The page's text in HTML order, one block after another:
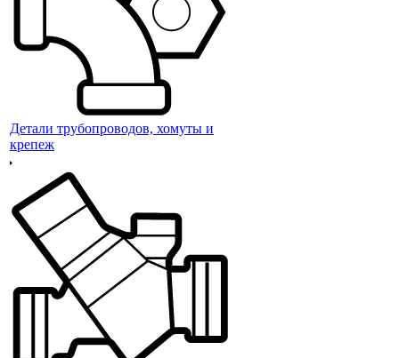
Детали трубопроводов, хомуты и
крепеж